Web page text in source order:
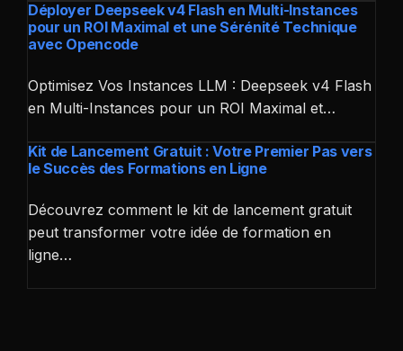
Déployer Deepseek v4 Flash en Multi-Instances
pour un ROI Maximal et une Sérénité Technique
avec Opencode
Optimisez Vos Instances LLM : Deepseek v4 Flash
en Multi-Instances pour un ROI Maximal et…
Kit de Lancement Gratuit : Votre Premier Pas vers
le Succès des Formations en Ligne
Découvrez comment le kit de lancement gratuit
peut transformer votre idée de formation en
ligne…